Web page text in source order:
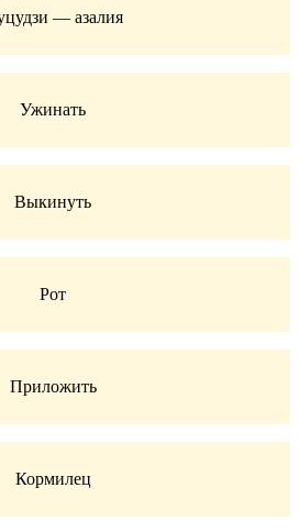
— азалия
Ужинать
Выкинуть
Рот
Приложить
Кормилец